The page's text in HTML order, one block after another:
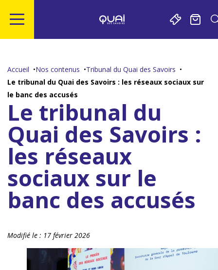
contenu
la
page
Accueil Nos contenus
Tribunal du Quai des Savoirs
Le tribunal du Quai des Savoirs : les réseaux sociaux sur
le banc des accusés
Le tribunal du
Quai des Savoirs :
les réseaux
sociaux sur le
banc des accusés
Modifié le : 17 février 2026